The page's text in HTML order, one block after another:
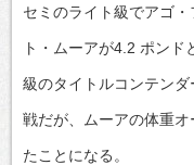
セミのライト級でアゴ
ト・ムーアが4.2 ポンド
級のタイトルコンテン
戦だが、ムーアの体重
たことになる。